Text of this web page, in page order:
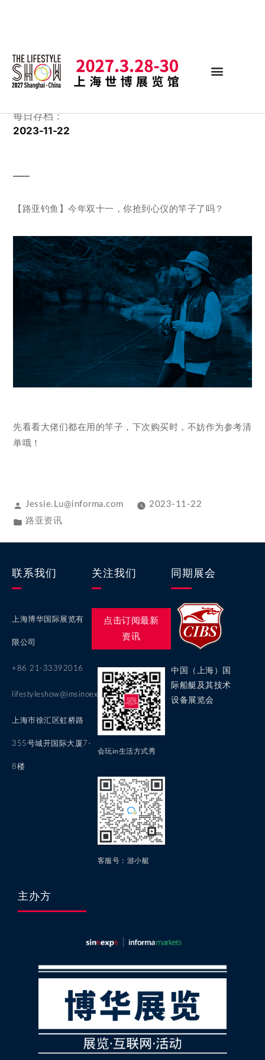
每日存档：
2023-11-22
【路亚钓鱼】今年双十一，你抢到心仪的竿子了吗？
先看看大佬们都在用的竿子，下次购买时，不妨作为参考清
单哦！
Jessie.Lu@informa.com
2023-11-22
路亚资讯
联系我们
上海博华国际展览有
限公司
+86 21-33392016
lifestyleshow@imsinoexpo.com
上海市徐汇区虹桥路
355号城开国际大厦7-
8楼
关注我们
点击订阅最新
资讯
会玩in生活方式秀
客服号：游小艇
同期展会
中国（上海）国
际船艇及其技术
设备展览会
主办方